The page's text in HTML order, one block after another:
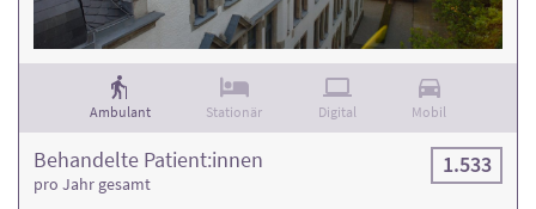
Ambulant Stationär Digital Mobil
Behandelte Patient:innen
pro Jahr gesamt
1.533